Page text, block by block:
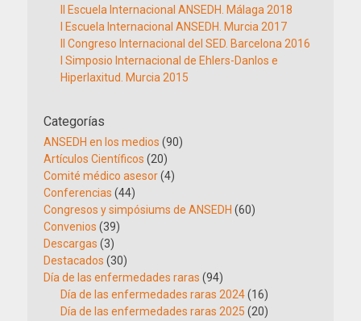
II Escuela Internacional ANSEDH. Málaga 2018
I Escuela Internacional ANSEDH. Murcia 2017
II Congreso Internacional del SED. Barcelona 2016
I Simposio Internacional de Ehlers-Danlos e
Hiperlaxitud. Murcia 2015
Categorías
ANSEDH en los medios (90)
Artículos Científicos (20)
Comité médico asesor(4)
Conferencias (44)
Congresos y simpósiums de ANSEDH (60)
Convenios (39)
Descargas (3)
Destacados (30)
Día de las enfermedades raras (94)
Día de las enfermedades raras 2024(16)
Día de las enfermedades raras 2025 (20)